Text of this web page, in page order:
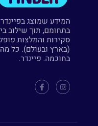
המידע שמוצג
בתחומם, תוך שילוב
סקירות והמלצות
(בארץ ובעולם). כל
בחוכמה. פיינדר.